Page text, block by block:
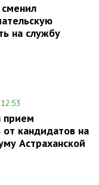
на службу
прием
кандидатов на
Астраханской